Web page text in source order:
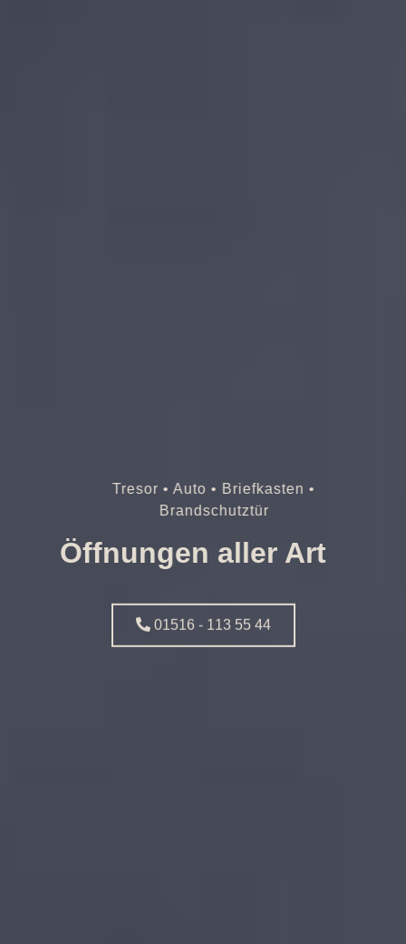
Tresor • Auto • Briefkasten •
Brandschutztür
Öffnungen aller Art
01516 - 113 55 44